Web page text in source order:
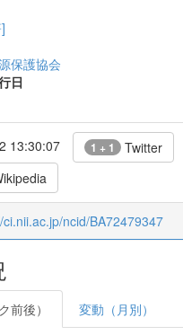
保護協会
日
13:30:07 1 + 1 Twitter
ci.nii.ac.jp/ncid/BA72479347
前後） 変動（月別）